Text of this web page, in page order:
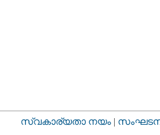
സ്വകാര്യതാ നയം |